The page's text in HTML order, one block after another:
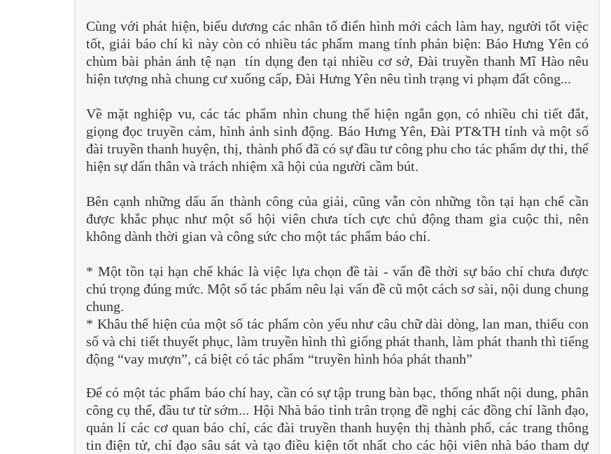
Cùng với phát hiện, biểu dương các nhân tố điển hình mới cách làm hay, người tốt việc
tốt, giải báo chí kì này còn có nhiều tác phẩm mang tính phản biện: Báo Hưng Yên có
chùm bài phản ánh tệ nạn tín dụng đen tại nhiều cơ sở, Đài truyền thanh Mĩ Hào nêu
hiện tượng nhà chung cư xuống cấp, Đài Hưng Yên nêu tình trạng vi phạm đất công...
Về mặt nghiệp vu, các tác phẩm nhìn chung thể hiện ngắn gọn, có nhiều chi tiết đắt,
giọng đọc truyền cảm, hình ảnh sinh động. Báo Hưng Yên, Đài PT&TH tỉnh và một số
đài truyền thanh huyện, thị, thành phố đã có sự đầu tư công phu cho tác phẩm dự thi, thể
hiện sự dấn thân và trách nhiệm xã hội của người cầm bút.
Bên cạnh những dấu ấn thành công của giải, cũng vẫn còn những tồn tại hạn chế cần
được khắc phục như một số hội viên chưa tích cực chủ động tham gia cuộc thi, nên
không dành thời gian và công sức cho một tác phẩm báo chí.
* Một tồn tại hạn chế khác là việc lựa chọn đề tài - vấn đề thời sự báo chí chưa được
chú trọng đúng mức. Một số tác phẩm nêu lại vấn đề cũ một cách sơ sài, nội dung chung
chung.
* Khâu thể hiện của một số tác phẩm còn yếu như câu chữ dài dòng, lan man, thiếu con
số và chi tiết thuyết phục, làm truyền hình thì giống phát thanh, làm phát thanh thì tiếng
động “vay mượn”, cá biệt có tác phẩm “truyền hình hóa phát thanh”
Để có một tác phẩm báo chí hay, cần có sự tập trung bàn bạc, thống nhất nội dung, phân
công cụ thể, đầu tư từ sớm... Hội Nhà báo tỉnh trân trọng đề nghị các đồng chí lãnh đạo,
quản lí các cơ quan báo chí, các đài truyền thanh huyện thị thành phố, các trang thông
tin điện tử, chỉ đạo sâu sát và tạo điều kiện tốt nhất cho các hội viên nhà báo tham dự